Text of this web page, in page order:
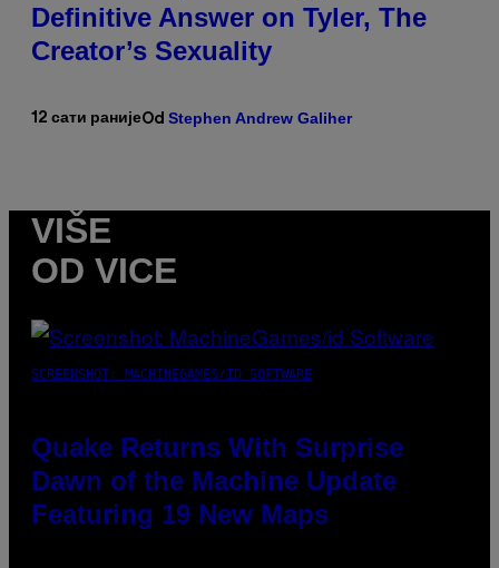
Definitive Answer on Tyler, The
Creator’s Sexuality
12 сати ранијеOd Stephen Andrew Galiher
VIŠE
OD VICE
SCREENSHOT: MACHINEGAMES/ID SOFTWARE
Quake Returns With Surprise
Dawn of the Machine Update
Featuring 19 New Maps